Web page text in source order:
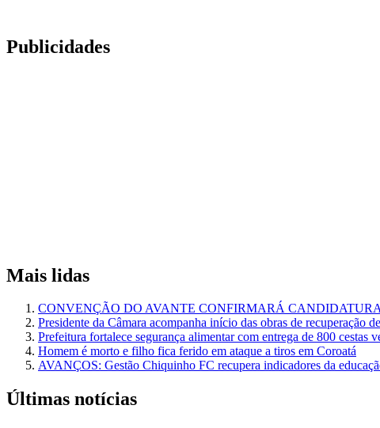
Publicidades
Mais lidas
CONVENÇÃO DO AVANTE CONFIRMARÁ
Presidente da Câmara acompanha início das obras de recuperação
Prefeitura fortalece segurança alimentar com entrega de 800 cestas
Homem é morto e filho fica ferido em ataque a tiros em Coroatá
AVANÇOS: Gestão Chiquinho FC recupera indicadores da
Últimas notícias